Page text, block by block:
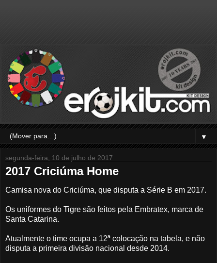
▼
segunda-feira, 10 de julho de 2017
2017 Criciúma Home
Camisa nova do Criciúma, que disputa a Série B em 2017.
Os uniformes do Tigre são feitos pela Embratex, marca de
Santa Catarina.
Atualmente o time ocupa a 12ª colocação na tabela, e não
disputa a primeira divisão nacional desde 2014.